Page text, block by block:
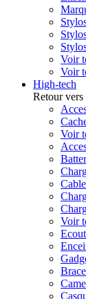
Voir
Voir
High-tech
Retour vers
Voir
Voir